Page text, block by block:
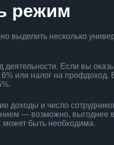
режим
выделить несколько
деятельности. Если вы
или налог на профдоход.
доходы и число
— возможно, выгоднее
быть необходима.